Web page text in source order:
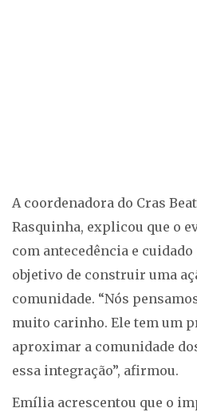
A coordenadora do Cras
Rasquinha, explicou que o
com antecedência e
objetivo de construir uma
comunidade. “Nós
muito carinho. Ele tem um
aproximar a comunidade
essa integração”, afirmou.
Emília acrescentou que o